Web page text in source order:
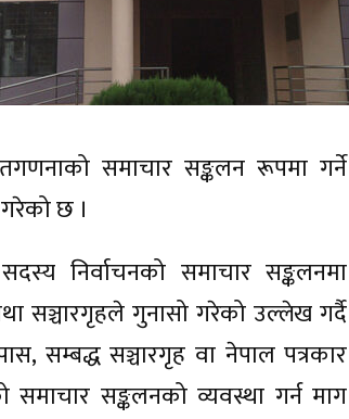
समाचार सङ्कलन रूपमा गर्ने
छ ।
निर्वाचनको समाचार सङ्कलनमा
सञ्चारगृहले गुनासो गरेको उल्लेख गर्दै
सम्बद्ध सञ्चारगृह वा नेपाल पत्रकार
सङ्कलनको व्यवस्था गर्न माग